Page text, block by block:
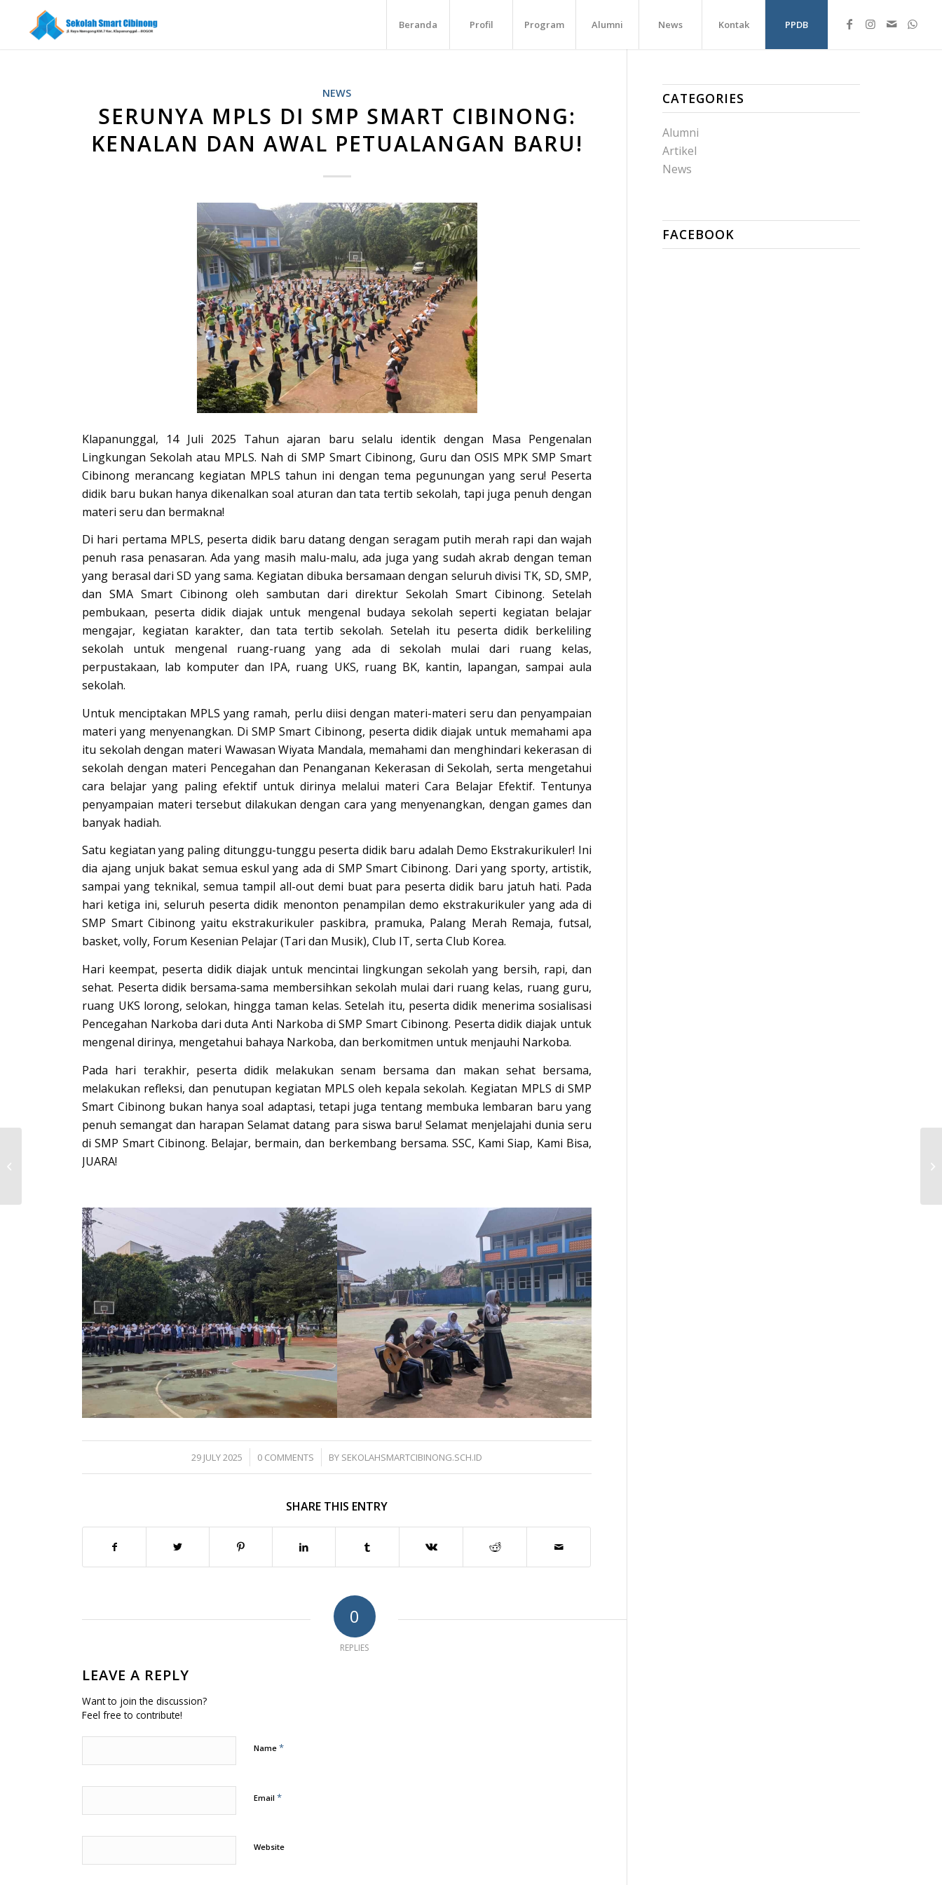
Beranda Profil Program Alumni News Kontak PPDB
NEWS
SERUNYA MPLS DI SMP SMART CIBINONG:
KENALAN DAN AWAL PETUALANGAN BARU!
Klapanunggal, 14 Juli 2025 Tahun ajaran baru selalu identik dengan Masa Pengenalan
Lingkungan Sekolah atau MPLS. Nah di SMP Smart Cibinong, Guru dan OSIS MPK SMP Smart
Cibinong merancang kegiatan MPLS tahun ini dengan tema pegunungan yang seru! Peserta
didik baru bukan hanya dikenalkan soal aturan dan tata tertib sekolah, tapi juga penuh dengan
materi seru dan bermakna!
Di hari pertama MPLS, peserta didik baru datang dengan seragam putih merah rapi dan wajah
penuh rasa penasaran. Ada yang masih malu-malu, ada juga yang sudah akrab dengan teman
yang berasal dari SD yang sama. Kegiatan dibuka bersamaan dengan seluruh divisi TK, SD, SMP,
dan SMA Smart Cibinong oleh sambutan dari direktur Sekolah Smart Cibinong. Setelah
pembukaan, peserta didik diajak untuk mengenal budaya sekolah seperti kegiatan belajar
mengajar, kegiatan karakter, dan tata tertib sekolah. Setelah itu peserta didik berkeliling
sekolah untuk mengenal ruang-ruang yang ada di sekolah mulai dari ruang kelas,
perpustakaan, lab komputer dan IPA, ruang UKS, ruang BK, kantin, lapangan, sampai aula
sekolah.
Untuk menciptakan MPLS yang ramah, perlu diisi dengan materi-materi seru dan penyampaian
materi yang menyenangkan. Di SMP Smart Cibinong, peserta didik diajak untuk memahami apa
itu sekolah dengan materi Wawasan Wiyata Mandala, memahami dan menghindari kekerasan di
sekolah dengan materi Pencegahan dan Penanganan Kekerasan di Sekolah, serta mengetahui
cara belajar yang paling efektif untuk dirinya melalui materi Cara Belajar Efektif. Tentunya
penyampaian materi tersebut dilakukan dengan cara yang menyenangkan, dengan games dan
banyak hadiah.
Satu kegiatan yang paling ditunggu-tunggu peserta didik baru adalah Demo Ekstrakurikuler! Ini
dia ajang unjuk bakat semua eskul yang ada di SMP Smart Cibinong. Dari yang sporty, artistik,
sampai yang teknikal, semua tampil all-out demi buat para peserta didik baru jatuh hati. Pada
hari ketiga ini, seluruh peserta didik menonton penampilan demo ekstrakurikuler yang ada di
SMP Smart Cibinong yaitu ekstrakurikuler paskibra, pramuka, Palang Merah Remaja, futsal,
basket, volly, Forum Kesenian Pelajar (Tari dan Musik), Club IT, serta Club Korea.
Hari keempat, peserta didik diajak untuk mencintai lingkungan sekolah yang bersih, rapi, dan
sehat. Peserta didik bersama-sama membersihkan sekolah mulai dari ruang kelas, ruang guru,
ruang UKS lorong, selokan, hingga taman kelas. Setelah itu, peserta didik menerima sosialisasi
Pencegahan Narkoba dari duta Anti Narkoba di SMP Smart Cibinong. Peserta didik diajak untuk
mengenal dirinya, mengetahui bahaya Narkoba, dan berkomitmen untuk menjauhi Narkoba.
Pada hari terakhir, peserta didik melakukan senam bersama dan makan sehat bersama,
melakukan refleksi, dan penutupan kegiatan MPLS oleh kepala sekolah. Kegiatan MPLS di SMP
Smart Cibinong bukan hanya soal adaptasi, tetapi juga tentang membuka lembaran baru yang
penuh semangat dan harapan Selamat datang para siswa baru! Selamat menjelajahi dunia seru
di SMP Smart Cibinong. Belajar, bermain, dan berkembang bersama. SSC, Kami Siap, Kami Bisa,
JUARA!
29 JULY 2025
/ 0 COMMENTS
/ BY SEKOLAHSMARTCIBINONG.SCH.ID
SHARE THIS ENTRY
0
REPLIES
LEAVE A REPLY
Want to join the discussion?
Feel free to contribute!
Name*
Email*
Website
CATEGORIES
Alumni
Artikel
News
FACEBOOK
Intip Keseruan MPLS
2025 SMA Smart